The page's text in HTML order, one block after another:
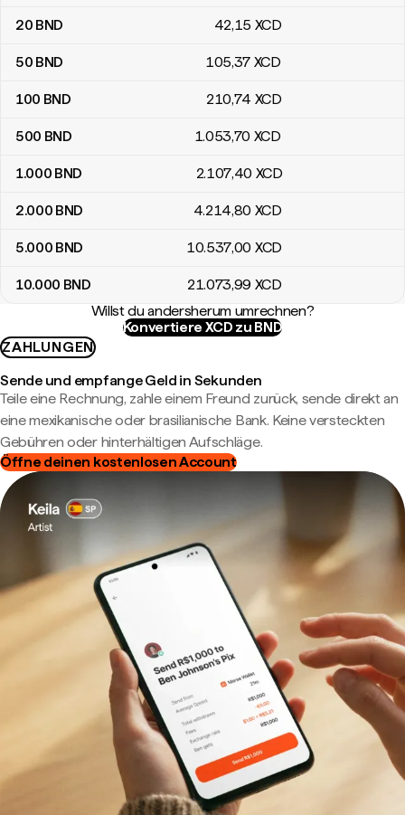
20 BND 42,15 XCD
50 BND 105,37 XCD
100 BND 210,74 XCD
500 BND 1.053,70 XCD
1.000 BND 2.107,40 XCD
2.000 BND 4.214,80 XCD
5.000 BND 10.537,00 XCD
10.000 BND 21.073,99 XCD
Willst du andersherum umrechnen?
Konvertiere XCD zu BND
ZAHLUNGEN
Sende und empfange Geld in Sekunden
Teile eine Rechnung, zahle einem Freund zurück, sende direkt an
eine mexikanische oder brasilianische Bank. Keine versteckten
Gebühren oder hinterhältigen Aufschläge.
Öffne deinen kostenlosen Account